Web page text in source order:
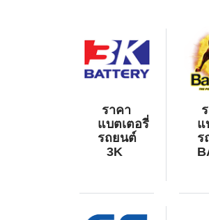
ราคา
แบตเตอรี่
รถยนต์
3K
แ
ร